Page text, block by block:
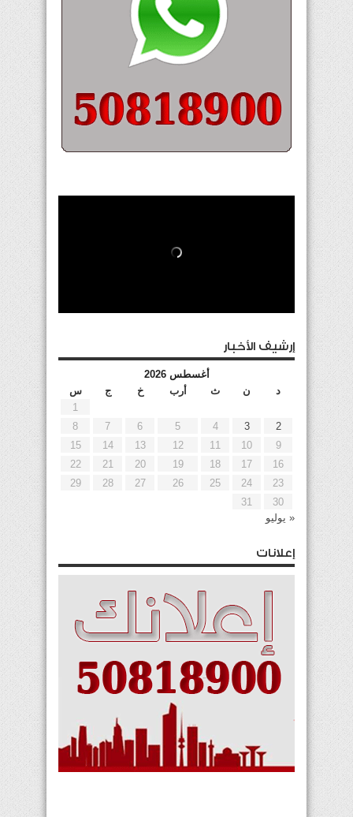
إرشيف الأخبار
أغسطس 2026
د
ن ث أرب خ ج
س
1
2
3
4
5
6
7
8
9
10
11
12
13
14
15
16
17
18
19
20
21
22
23
24
25
26
27
28
29
30
31
« يوليو
إعلانات